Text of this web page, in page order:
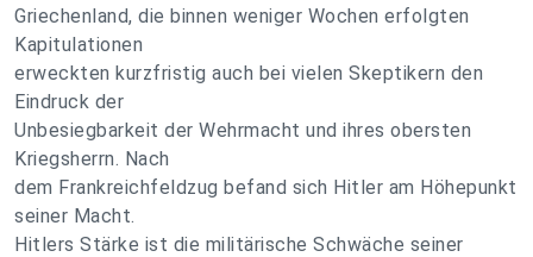
Griechenland, die binnen weniger Wochen erfolgten
Kapitulationen
erweckten kurzfristig auch bei vielen Skeptikern den
Eindruck der
Unbesiegbarkeit der Wehrmacht und ihres obersten
Kriegsherrn. Nach
dem Frankreichfeldzug befand sich Hitler am Höhepunkt
seiner Macht.
Hitlers Stärke ist die militärische Schwäche seiner